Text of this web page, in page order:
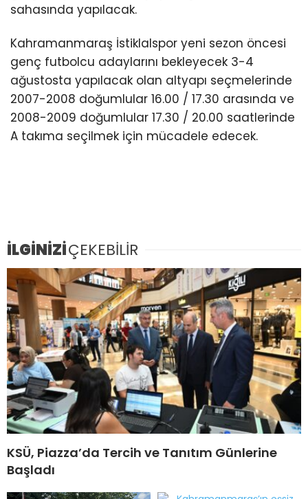
sahasında yapılacak.
Kahramanmaraş İstiklalspor yeni sezon öncesi
genç futbolcu adaylarını bekleyecek 3-4
ağustosta yapılacak olan altyapı seçmelerinde
2007-2008 doğumlular 16.00 / 17.30 arasında ve
2008-2009 doğumlular 17.30 / 20.00 saatlerinde
A takıma seçilmek için mücadele edecek.
İLGİNİZİÇEKEBİLİR
KSÜ, Piazza’da Tercih ve Tanıtım Günlerine
Başladı